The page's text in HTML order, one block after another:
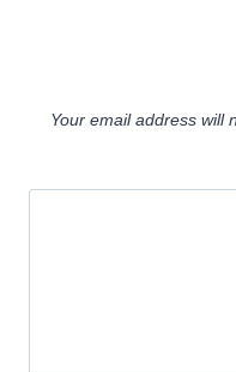
Your email address will